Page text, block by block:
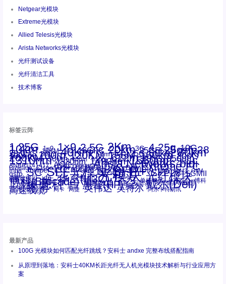
Netgear光模块
Extreme光模块
Allied Telesis光模块
Arista Networks光模块
光纤测试设备
光纤清洁工具
技术博客
标签云阵
1.25G 1x9 1×9 2.5G 2Km 3G 4.25g 10G
10km 15KM 16G 16GFC 20km 25GE 25gsfp28
28.05G 30km 40Km 50m 53.125G 60km 80km
100km 100m 120KM 155M 160km 200G
200KM 300m 400m 550m 622m 800G 850nm
1310nm 1330nm 1490nm 1550nm 2500m
ANBR-1414TZ AOC Arista Arista Networks bidi
Brocade Cisco CSFP光模块 DAC Dell Extreme FC
Intel Juniper LC MPO-LC Netgear NVIDIA OM2 OM3 OM4
qsfp SC SFF光模块 SFP+ SFP28 SGMII
st螺纹接口 xfp 万兆 交换机 光模块 光纤模块
千兆光模块 华三 华三(H3C) 华为 单模单芯 单模双芯 博科
博科(Brocade) 博通 友讯 多模 安华高 安华高(Avago)
工业级 思科 惠普 惠普(HP) 戴尔 戴尔(Dell)
百兆 瞻博 网卡 网捷 英伟达 英特尔 阿尔卡特朗讯
高速线缆
最新产品
100G 光模块如何匹配光纤跳线？安科士 andxe 完整布线搭配指南
从原理到落地：安科士40KM长距光纤无人机光模块技术解析与行业应用方
案